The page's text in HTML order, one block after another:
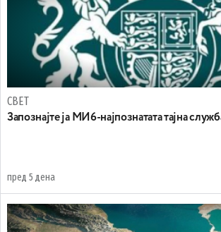
СВЕТ
Запознајте ја МИ6-најпознатата тајна
пред 5 дена